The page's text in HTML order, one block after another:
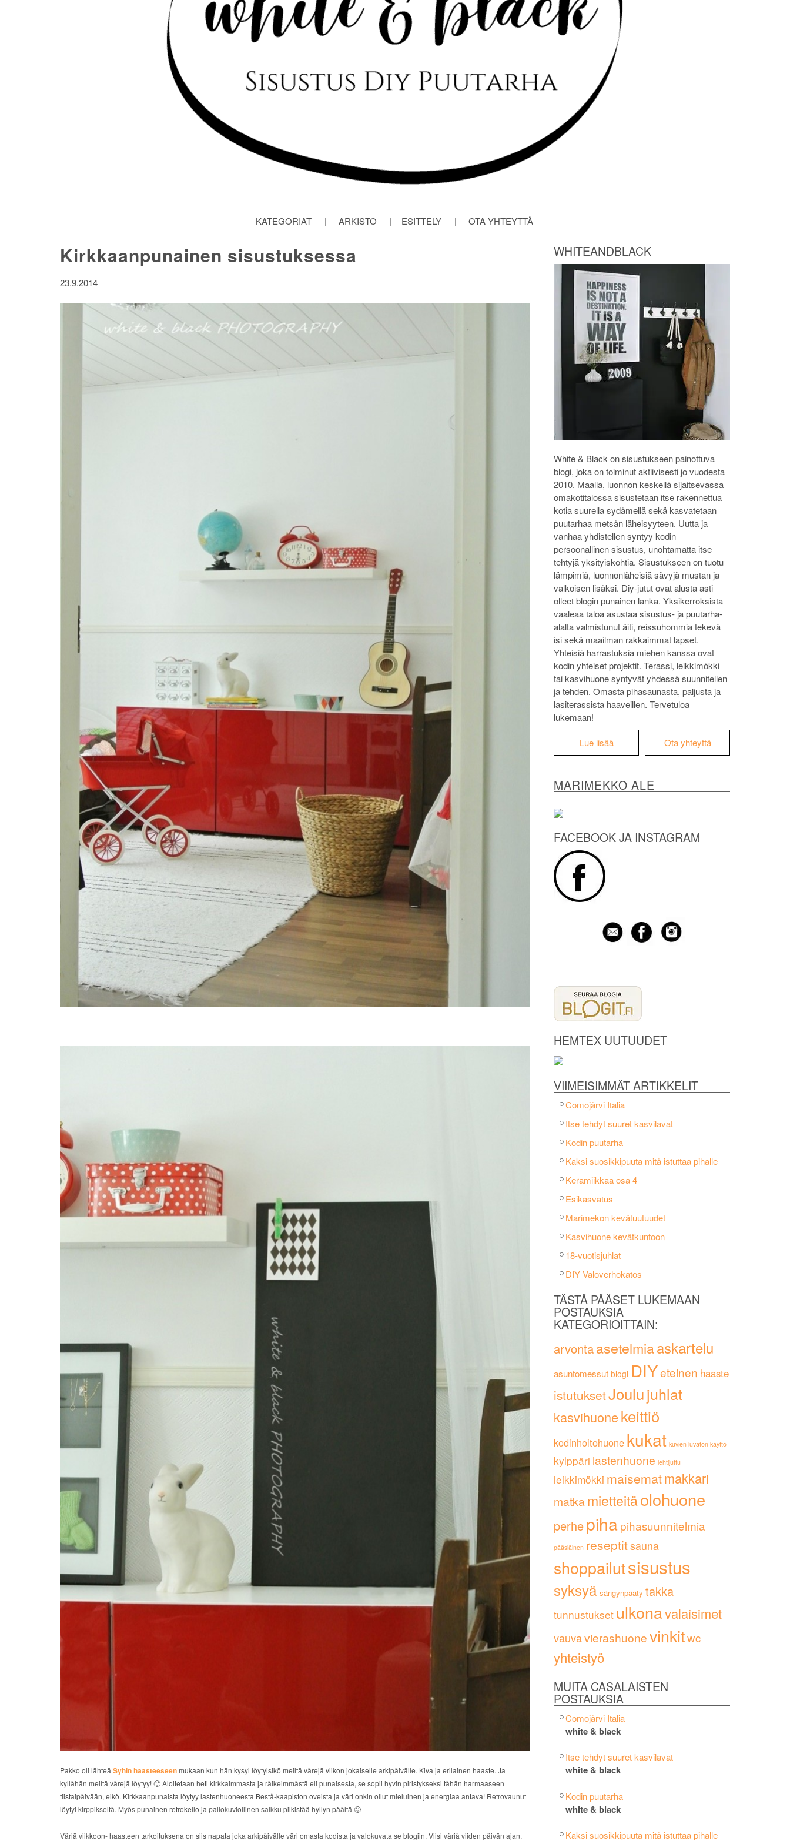
KATEGORIAT | ARKISTO | ESITTELY | OTA YHTEYTTÄ
WHITEANDBLACK
White & Black on sisustukseen painottuva
blogi, joka on toiminut aktiivisesti jo vuodesta
2010. Maalla, luonnon keskellä sijaitsevassa
omakotitalossa sisustetaan itse rakennettua
kotia suurella sydämellä sekä kasvatetaan
puutarhaa metsän läheisyyteen. Uutta ja
vanhaa yhdistellen syntyy kodin
persoonallinen sisustus, unohtamatta itse
tehtyjä yksityiskohtia. Sisustukseen on tuotu
lämpimiä, luonnonläheisiä sävyjä mustan ja
valkoisen lisäksi. Diy-jutut ovat alusta asti
olleet blogin punainen lanka. Yksikerroksista
vaaleaa taloa asustaa sisustus- ja puutarha-
alalta valmistunut äiti, reissuhommia tekevä
isi sekä maailman rakkaimmat lapset.
Yhteisiä harrastuksia miehen kanssa ovat
kodin yhteiset projektit. Terassi, leikkimökki
tai kasvihuone syntyvät yhdessä suunnitellen
ja tehden. Omasta pihasaunasta, paljusta ja
lasiterassista haaveillen. Tervetuloa
lukemaan!
Lue lisää Ota yhteyttä
MARIMEKKO ALE
FACEBOOK JA INSTAGRAM
HEMTEX UUTUUDET
VIIMEISIMMÄT ARTIKKELIT
Comojärvi Italia
Itse tehdyt suuret kasvilavat
Kodin puutarha
Kaksi suosikkipuuta mitä istuttaa pihalle
Keramiikkaa osa 4
Esikasvatus
Marimekon kevätuutuudet
Kasvihuone kevätkuntoon
18-vuotisjuhlat
DIY Valoverhokatos
TÄSTÄ PÄÄSET LUKEMAAN
POSTAUKSIA
KATEGORIOITTAIN:
arvontaasetelmiaaskartelu
asuntomessut blogi DIYeteinen haaste
istutuksetJoulujuhlat
kasvihuonekeittiö
kodinhoitohuone kukat kuvien luvaton käyttö
kylppäri lastenhuone lehtijuttu
leikkimökki maisematmakkari
matkamietteitäolohuone
perhepihapihasuunnitelmia
pääsiäinen reseptitsauna
shoppailutsisustus
syksyä sängynpääty takka
tunnustukset ulkonavalaisimet
vauvavierashuonevinkitwc
yhteistyö
MUITA CASALAISTEN
POSTAUKSIA
Comojärvi Italia
white & black
Itse tehdyt suuret kasvilavat
white & black
Kodin puutarha
white & black
Kaksi suosikkipuuta mitä istuttaa pihalle
Kirkkaanpunainen sisustuksessa
23.9.2014
Pakko oli lähteä Syhin haasteeseenmukaan kun hän kysyi löytyisikö meiltä värejä viikon jokaiselle arkipäivälle. Kiva ja erilainen haaste. Ja
kyllähän meiltä värejä löytyy! 🙂 Aloitetaan heti kirkkaimmasta ja räikeimmästä eli punaisesta, se sopii hyvin piristykseksi tähän harmaaseen
tiistaipäivään, eikö. Kirkkaanpunaista löytyy lastenhuoneesta Bestå-kaapiston oveista ja väri onkin ollut mieluinen ja energiaa antava! Retrovaunut
löytyi kirppikseltä. Myös punainen retrokello ja pallokuviollinen salkku pilkistää hyllyn päältä 🙂
Väriä viikkoon- haasteen tarkoituksena on siis napata joka arkipäivälle väri omasta kodista ja valokuvata se blogiin. Viisi väriä viiden päivän ajan.